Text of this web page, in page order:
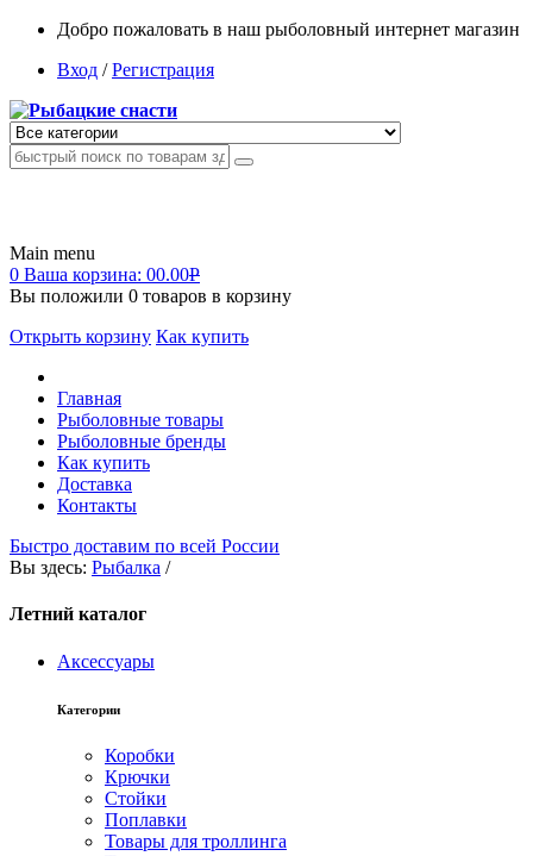
Добро пожаловать в наш рыболовный интернет магазин
Вход /Регистрация
Main menu
0 Ваша корзина: 00.00Р
Вы положили 0 товаров в корзину
Открыть корзину Как купить
Главная
Рыболовные товары
Рыболовные бренды
Как купить
Доставка
Контакты
Быстро доставим по всей России
Вы здесь: Рыбалка /
Летний каталог
Аксессуары
Категории
Коробки
Крючки
Стойки
Поплавки
Товары для троллинга